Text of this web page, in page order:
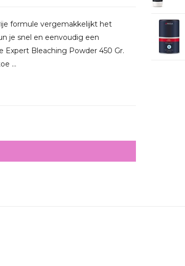
formule vergemakkelijkt het
je snel en eenvoudig een
Bleaching Powder 450 Gr.
...